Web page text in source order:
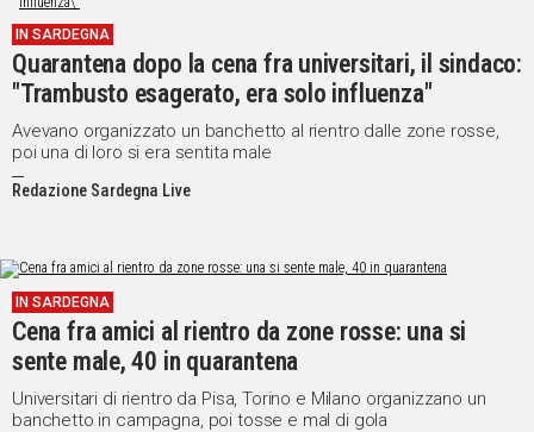
IN SARDEGNA
Quarantena dopo la cena fra universitari, il sindaco:
"Trambusto esagerato, era solo influenza"
Avevano organizzato un banchetto al rientro dalle zone rosse,
poi una di loro si era sentita male
Redazione Sardegna Live
IN SARDEGNA
Cena fra amici al rientro da zone rosse: una si
sente male, 40 in quarantena
Universitari di rientro da Pisa, Torino e Milano organizzano un
banchetto in campagna, poi tosse e mal di gola